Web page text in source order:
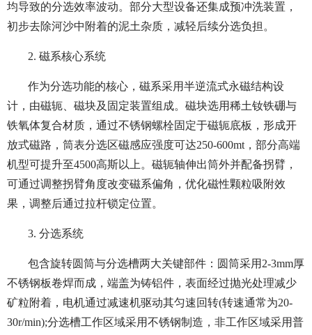
均导致的分选效率波动。部分大型设备还集成预冲洗装置，
初步去除河沙中附着的泥土杂质，减轻后续分选负担。
2. 磁系核心系统
作为分选功能的核心，磁系采用半逆流式永磁结构设
计，由磁轭、磁块及固定装置组成。磁块选用稀土钕铁硼与
铁氧体复合材质，通过不锈钢螺栓固定于磁轭底板，形成开
放式磁路，筒表分选区磁感应强度可达250-600mt，部分高端
机型可提升至4500高斯以上。磁轭轴伸出筒外并配备拐臂，
可通过调整拐臂角度改变磁系偏角，优化磁性颗粒吸附效
果，调整后通过拉杆锁定位置。
3. 分选系统
包含旋转圆筒与分选槽两大关键部件：圆筒采用2-3mm厚
不锈钢板卷焊而成，端盖为铸铝件，表面经过抛光处理减少
矿粒附着，电机通过减速机驱动其匀速回转(转速通常为20-
30r/min);分选槽工作区域采用不锈钢制造，非工作区域采用普